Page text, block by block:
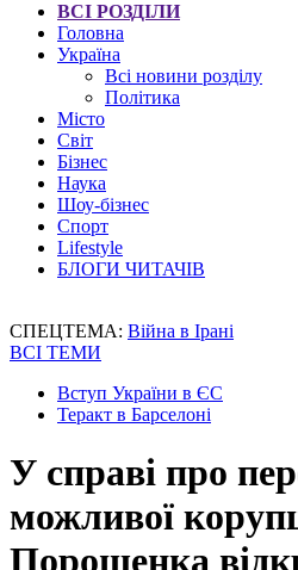
ВСІ РОЗДІЛИ
Головна
Україна
Всі новини розділу
Політика
Місто
Світ
Бізнес
Наука
Шоу-бізнес
Спорт
Lifestyle
БЛОГИ ЧИТАЧІВ
СПЕЦТЕМА: Війна в Ірані
ВСІ ТЕМИ
Вступ України в ЄС
Теракт в Барселоні
У справі про
можливої
Порошенка